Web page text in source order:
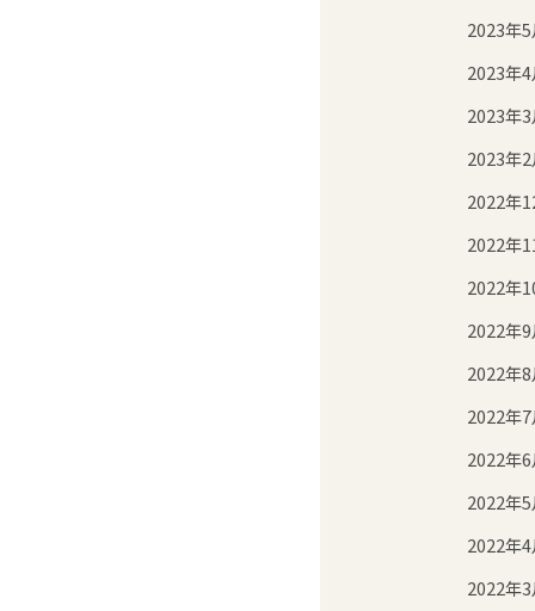
2023年
2023年
2023年
2023年
2022年
2022年
2022年
2022年
2022年
2022年
2022年
2022年
2022年
2022年